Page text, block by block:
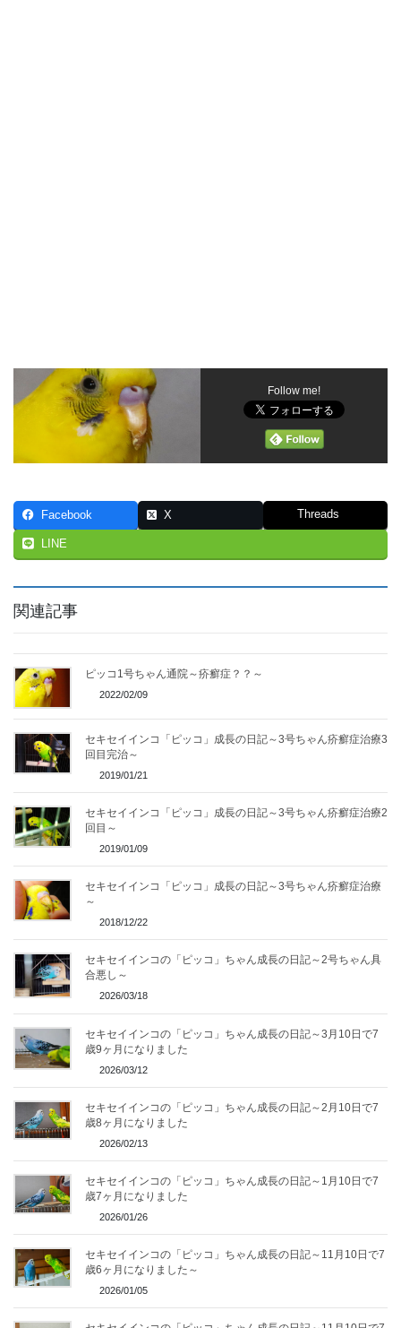
Follow me!
Facebook X Threads
LINE
関連記事
ピッコ1号ちゃん通院～疥癬症？？～
2022/02/09
セキセイインコ「ピッコ」成長の日記～3号ちゃん疥癬症治療3
回目完治～
2019/01/21
セキセイインコ「ピッコ」成長の日記～3号ちゃん疥癬症治療2
回目～
2019/01/09
セキセイインコ「ピッコ」成長の日記～3号ちゃん疥癬症治療
～
2018/12/22
セキセイインコの「ピッコ」ちゃん成長の日記～2号ちゃん具
合悪し～
2026/03/18
セキセイインコの「ピッコ」ちゃん成長の日記～3月10日で7
歳9ヶ月になりました
2026/03/12
セキセイインコの「ピッコ」ちゃん成長の日記～2月10日で7
歳8ヶ月になりました
2026/02/13
セキセイインコの「ピッコ」ちゃん成長の日記～1月10日で7
歳7ヶ月になりました
2026/01/26
セキセイインコの「ピッコ」ちゃん成長の日記～11月10日で7
歳6ヶ月になりました～
2026/01/05